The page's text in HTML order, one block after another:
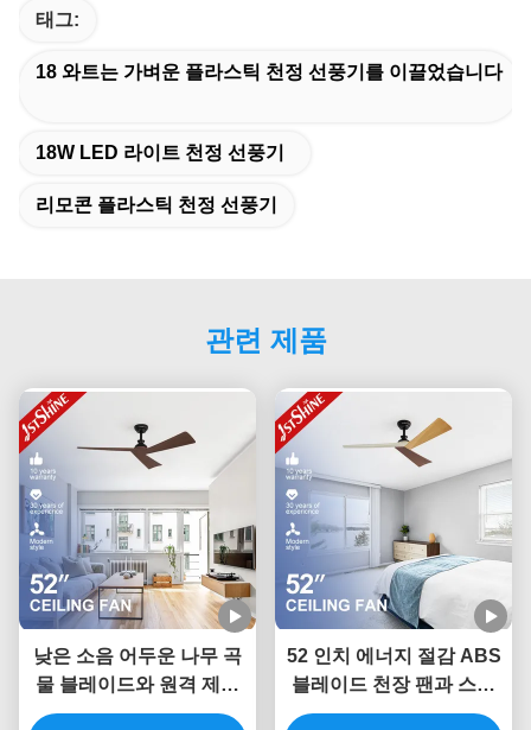
태그:
18 와트는 가벼운 플라스틱 천정 선풍기를 이끌었습니다
18W LED 라이트 천정 선풍기
리모콘 플라스틱 천정 선풍기
관련 제품
낮은 소음 어두운 나무 곡
물 블레이드와 원격 제어
스위치 유형
52 인치 에너지 절감 ABS
블레이드 천장 팬과 스마
트 APP 제어 및 리모컨